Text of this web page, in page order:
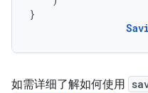
}
如需详细了解如何使用